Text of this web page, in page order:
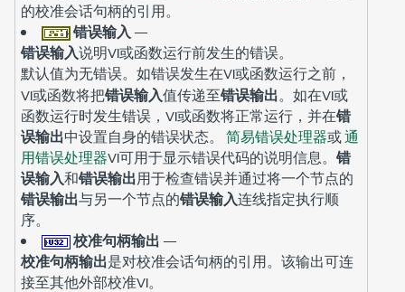
的校准会话句柄的引用。
错误输入 —
错误输入说明VI或函数运行前发生的错误。
默认值为无错误。如错误发生在VI或函数运行之前，
VI或函数将把错误输入值传递至错误输出。如在VI或
函数运行时发生错误，VI或函数将正常运行，并在错
误输出中设置自身的错误状态。 简易错误处理器或通
用错误处理器VI可用于显示错误代码的说明信息。 错
误输入和错误输出用于检查错误并通过将一个节点的
错误输出与另一个节点的错误输入连线指定执行顺
序。
校准句柄输出 —
校准句柄输出是对校准会话句柄的引用。该输出可连
接至其他外部校准VI。